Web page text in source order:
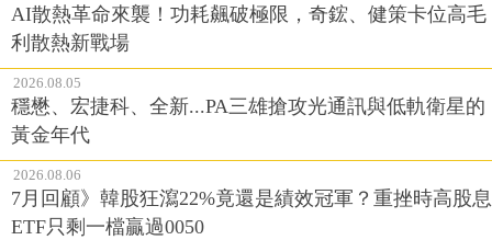
AI散熱革命來襲！功耗飆破極限，奇鋐、健策卡位高毛
利散熱新戰場
2026.08.05
穩懋、宏捷科、全新...PA三雄搶攻光通訊與低軌衛星的
黃金年代
2026.08.06
7月回顧》韓股狂瀉22%竟還是績效冠軍？重挫時高股息
ETF只剩一檔贏過0050